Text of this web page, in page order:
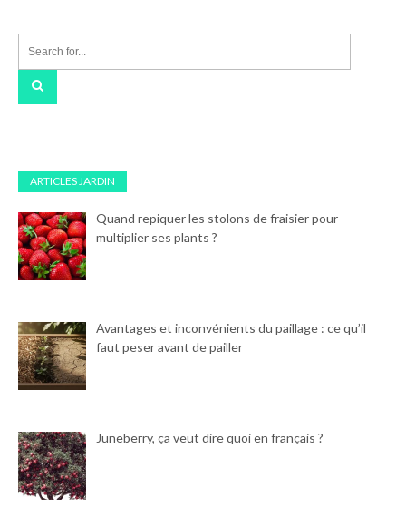
ARTICLES JARDIN
Quand repiquer les stolons de fraisier pour
multiplier ses plants ?
Avantages et inconvénients du paillage : ce qu’il
faut peser avant de pailler
Juneberry, ça veut dire quoi en français ?